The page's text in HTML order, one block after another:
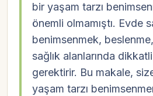
bir yaşam tarzı
önemli olmamıştı. Evde
benimsenmek,
sağlık alanlarında
gerektirir. Bu makale,
yaşam tarzı